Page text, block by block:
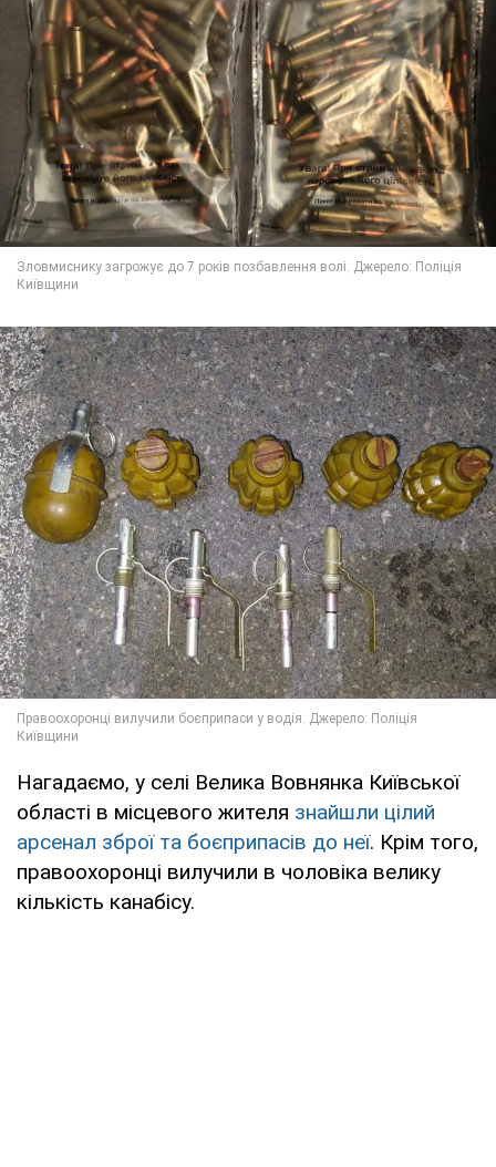
Нагадаємо, у селі Велика Вовнянка Київської
області в місцевого жителя знайшли цілий
арсенал зброї та боєприпасів до неї. Крім того,
правоохоронці вилучили в чоловіка велику
кількість канабісу.